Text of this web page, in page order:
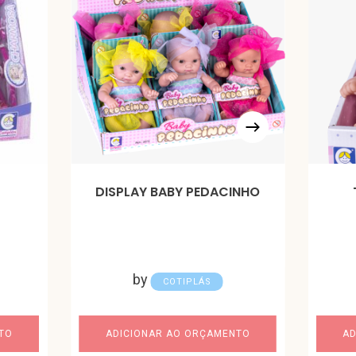
DISPLAY BABY PEDACINHO
by COTIPLÁS
ADICIONAR AO ORÇAMENTO